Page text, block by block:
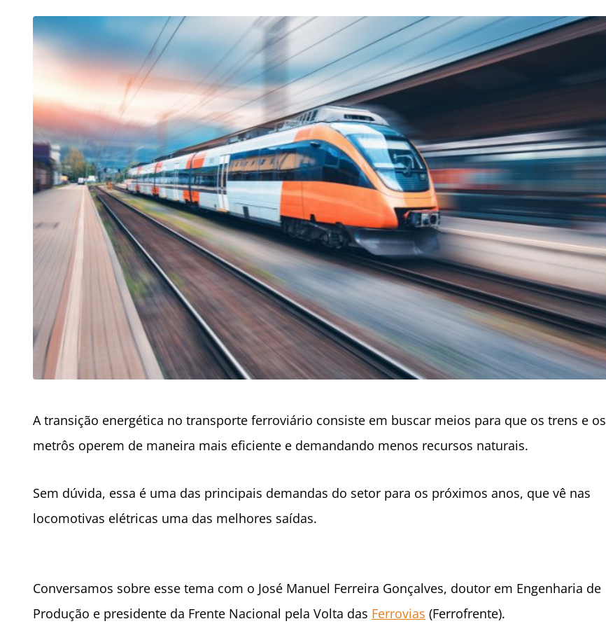
A transição energética no transporte ferroviário consiste em buscar meios para que os trens e os
metrôs operem de maneira mais eficiente e demandando menos recursos naturais.
Sem dúvida, essa é uma das principais demandas do setor para os próximos anos, que vê nas
locomotivas elétricas uma das melhores saídas.
Conversamos sobre esse tema com o José Manuel Ferreira Gonçalves, doutor em Engenharia de
Produção e presidente da Frente Nacional pela Volta das Ferrovias (Ferrofrente).